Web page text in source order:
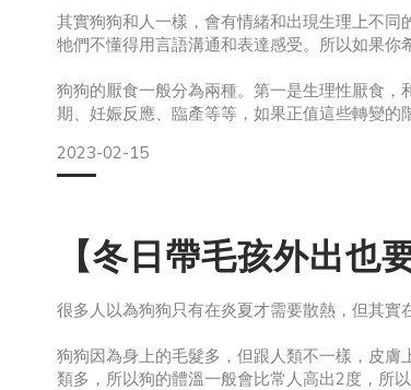
其實狗狗和人一樣，會有情緒和出現生理上不
牠們不懂得用言語溝通和表達感受。所以如果你
狗狗的厭食一般分為兩種。第一是生理性厭食
期、妊娠反應、臨產等等，如果正值這些轉變的
2023-02-15
【冬日帶毛孩外出也
很多人以為狗狗只有在炎夏才需要散熱，但其實
狗狗因為身上的毛髮多，但跟人類不一樣，皮
類多，所以狗的體溫一般會比常人高出2度，所